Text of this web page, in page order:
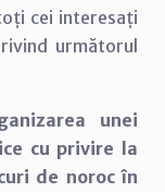
cei interesați
următorul
unei
cu privire la
de noroc în